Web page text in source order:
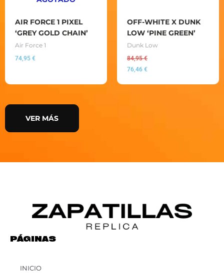
AIR FORCE 1 PIXEL
‘GREY GOLD CHAIN’
Air Force 1
74,95 €
OFF-WHITE X DUNK
LOW ‘PINE GREEN’
Dunk Low
84,95€
76,46 €
VER MÁS
PÁGINAS
INICIO